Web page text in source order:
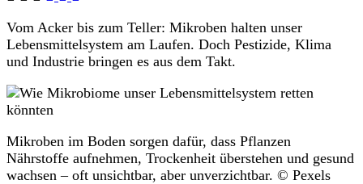
Vom Acker bis zum Teller: Mikroben halten unser
Lebensmittelsystem am Laufen. Doch Pestizide, Klima
und Industrie bringen es aus dem Takt.
Mikroben im Boden sorgen dafür, dass Pflanzen
Nährstoffe aufnehmen, Trockenheit überstehen und gesund
wachsen – oft unsichtbar, aber unverzichtbar. © Pexels